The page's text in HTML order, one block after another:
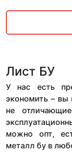
Лист БУ
У нас есть
экономить – вы
не
можно опт,
металл бу в